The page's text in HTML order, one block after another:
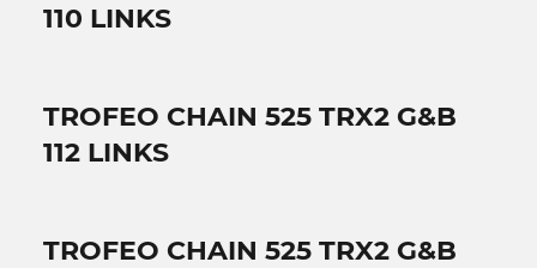
110 LINKS
TROFEO CHAIN 525 TRX2 G&B
112 LINKS
TROFEO CHAIN 525 TRX2 G&B